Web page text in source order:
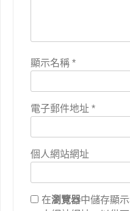
顯示名稱 *
電子郵件地址 *
個人網站網址
在瀏覽器中儲存顯